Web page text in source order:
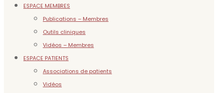
ESPACE MEMBRES
Publications – Membres
Outils cliniques
Vidéos – Membres
ESPACE PATIENTS
Associations de patients
Vidéos